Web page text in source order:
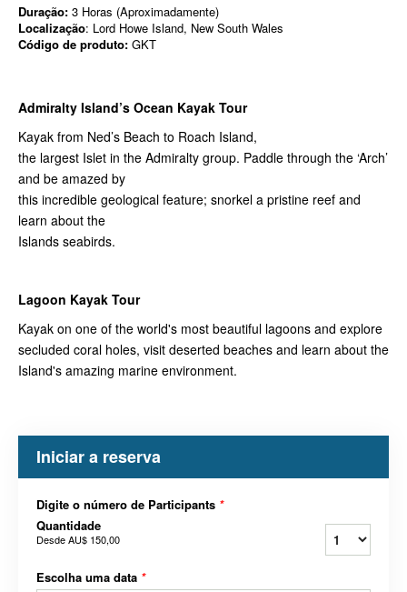
Duração: 3 Horas (Aproximadamente)
Localização: Lord Howe Island, New South Wales
Código de produto: GKT
Admiralty Island’s Ocean Kayak Tour
Kayak from Ned’s Beach to Roach Island,
the largest Islet in the Admiralty group. Paddle through the ‘Arch’
and be amazed by
this incredible geological feature; snorkel a pristine reef and
learn about the
Islands seabirds.
Lagoon Kayak Tour
Kayak on one of the world's most beautiful lagoons and explore
secluded coral holes, visit deserted beaches and learn about the
Island's amazing marine environment.
Iniciar a reserva
Digite o número de Participants *
Quantidade
DesdeAU$ 150,00
Escolha uma data *